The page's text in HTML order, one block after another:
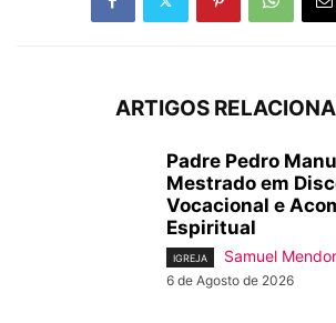
ARTIGOS
Padre Pedro
Mestrado em
Vocacional e
Espiritual
IGREJA Samuel
6 de Agosto de 2026